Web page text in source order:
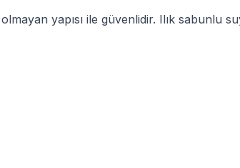
yapısı ile güvenlidir. Ilık sabunlu